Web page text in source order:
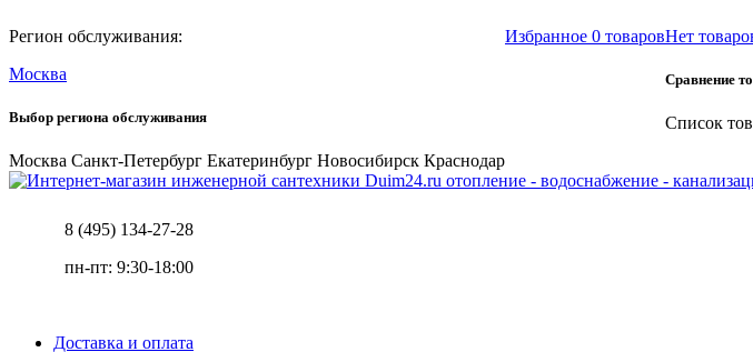
Регион обслуживания:
Москва
Выбор региона обслуживания
Москва Санкт-Петербург Екатеринбург Новосибирск Краснодар
Избранное 0 товаровНет
Сравнение
Список
отопление - водоснабжение -
8 (495) 134-27-28
пн-пт: 9:30-18:00
Доставка и оплата